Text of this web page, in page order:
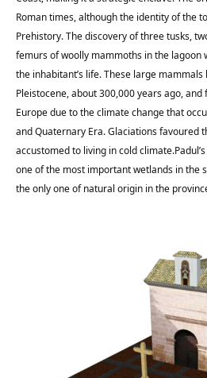
Roman times, although the identity of the
Prehistory. The discovery of three tusks,
femurs of woolly mammoths in the lagoon
the inhabitant’s life. These large
Pleistocene, about 300,000 years ago,
Europe due to the climate change that
and Quaternary Era. Glaciations favoured
accustomed to living in cold
one of the most important wetlands in the
the only one of natural origin in the